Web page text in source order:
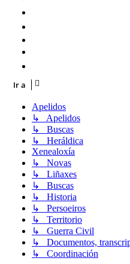
Ir a
Apelidos
↳ Apelidos
↳ Buscas
↳ Heráldica
Xenealoxía
↳ Novas
↳ Liñaxes
↳ Buscas
↳ Historia
↳ Persoeiros
↳ Territorio
↳ Guerra Civil
↳ Documentos,
↳ Coordinación